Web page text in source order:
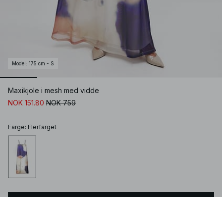
Model : 175 cm - S
Maxikjole i mesh med vidde
NOK 151.80 NOK 759
Farge: Flerfarget